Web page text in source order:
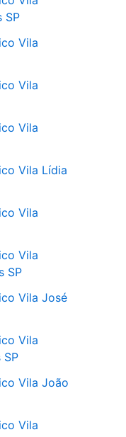
SP
Vila
Vila
Vila
Vila Lídia
Vila
Vila
SP
Vila José
Vila
SP
Vila João
Vila